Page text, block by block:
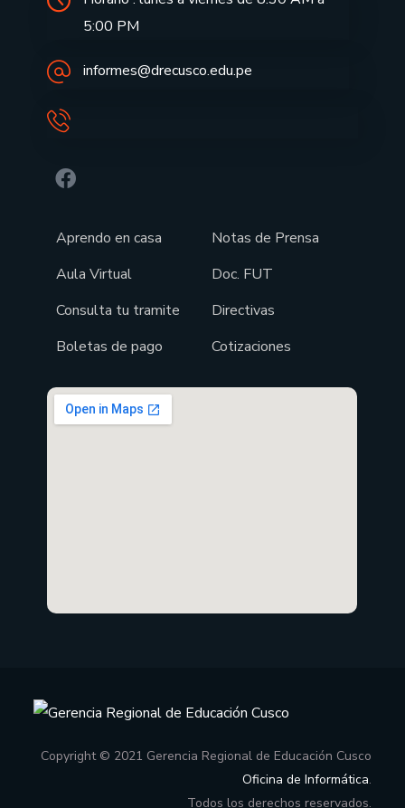
5:00 PM
informes@drecusco.edu.pe
Aprendo en casa
Aula Virtual
Consulta tu tramite
Boletas de pago
Notas de Prensa
Doc. FUT
Directivas
Cotizaciones
Copyright © 2021 Gerencia Regional de Educación Cusco
Oficina de Informática.
Todos los derechos reservados.